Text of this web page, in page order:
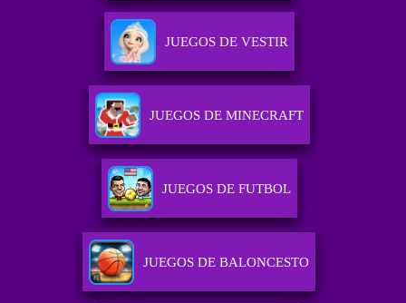
JUEGOS DE VESTIR
JUEGOS DE MINECRAFT
JUEGOS DE FUTBOL
JUEGOS DE BALONCESTO